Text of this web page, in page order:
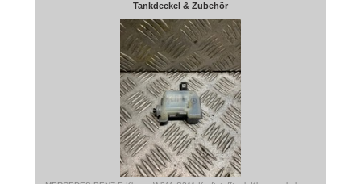
Tankdeckel & Zubehör